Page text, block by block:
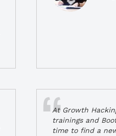
At Growth
trainings and
time to find a